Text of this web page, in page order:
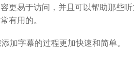
更易于访问，并且可以帮助那些
有用的。
加字幕的过程更加快速和简单。